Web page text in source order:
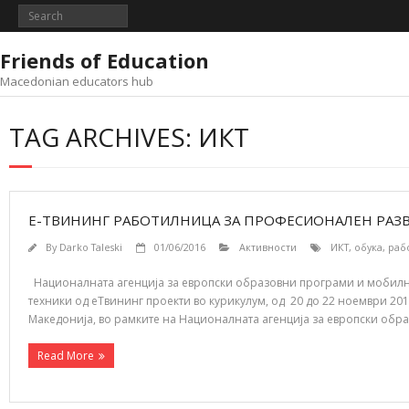
Skip
Friends of Education
Macedonian educators hub
TAG ARCHIVES: ИКТ
Е-ТВИНИНГ РАБОТИЛНИЦА ЗА ПРОФЕСИОНАЛЕН
By Darko Taleski 01/06/2016 Активности ИКТ, обука,
Националната агенција за европски образовни програми и
техники од еТвининг проекти во курикулум, од 20 до 22 ноември
Македонија, во рамките на Националната агенција за европски
Read More